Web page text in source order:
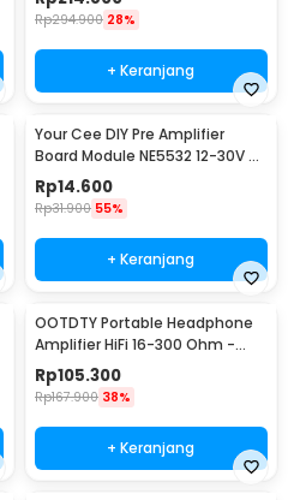
Rp294.900 28%
+ Keranjang
Your Cee DIY Pre Amplifier
Board Module NE5532 12-30V -
XH-A902
Rp14.600
Rp31.900 55%
+ Keranjang
OOTDTY Portable Headphone
Amplifier HiFi 16-300 Ohm -
D3CS
Rp105.300
Rp167.900 38%
+ Keranjang